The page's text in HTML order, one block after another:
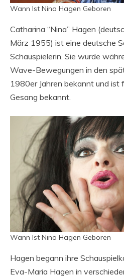
Wann Ist Nina Hagen Geboren
Catharina “Nina” Hagen
März 1955) ist eine deutsche
Schauspielerin. Sie wurde
Wave-Bewegungen in den
1980er Jahren bekannt und ist
Gesang bekannt.
Wann Ist Nina Hagen Geboren
Hagen begann ihre
Eva-Maria Hagen in